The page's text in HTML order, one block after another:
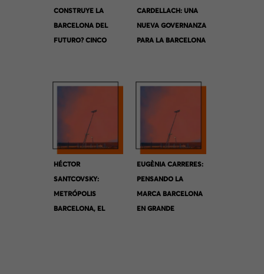
CONSTRUYE LA
BARCELONA DEL
FUTURO? CINCO
CARDELLACH: UNA
NUEVA GOVERNANZA
PARA LA BARCELONA
HÉCTOR
SANTCOVSKY:
METRÓPOLIS
BARCELONA, EL
EUGÈNIA CARRERES:
PENSANDO LA
MARCA BARCELONA
EN GRANDE